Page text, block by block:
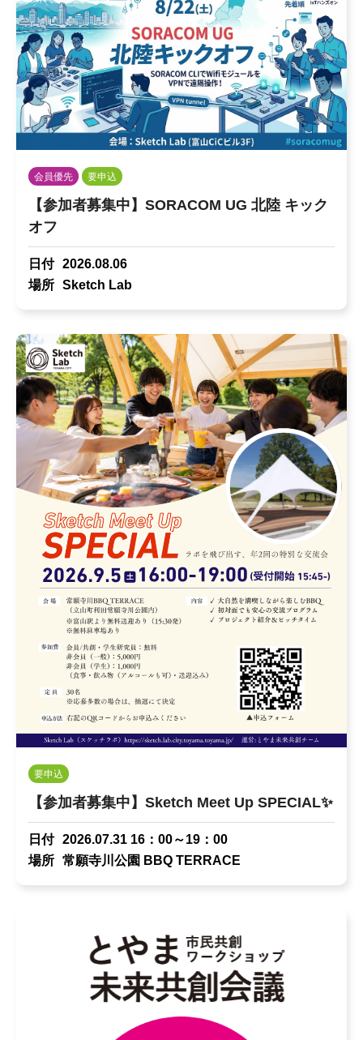
会員優先 要申込
【参加者募集中】SORACOM UG 北陸 キック
オフ
日付 2026.08.06
場所 Sketch Lab
要申込
【参加者募集中】Sketch Meet Up SPECIAL✨
日付 2026.07.31 16：00～19：00
場所 常願寺川公園 BBQ TERRACE